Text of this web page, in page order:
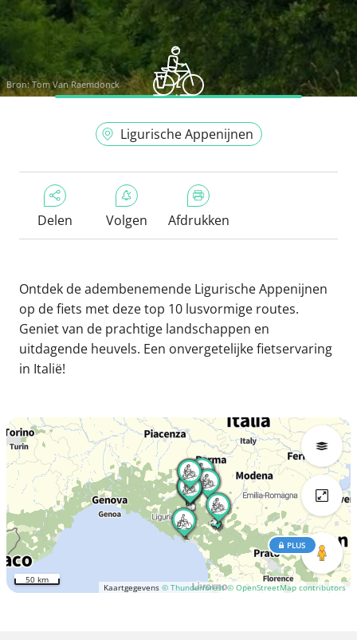
Bron:Tom Van Raemdonck
Ligurische Appenijnen
Delen Volgen Afdrukken
Ontdek de adembenemende Ligurische Appenijnen
op de fiets met deze top 10 lusvormige routes.
Geniet van de prachtige landschappen en
uitdagende heuvels. Een onvergetelijke fietservaring
in Italië!
Kaartgegevens © Thunderforest © OpenStreetMap contributors
PLUS
50 km